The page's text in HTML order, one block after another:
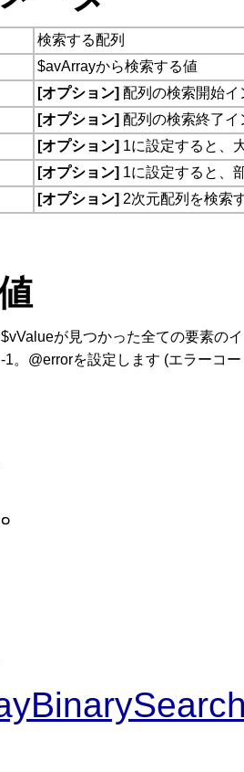
検索する配列
$avArrayから検索する値
[オプション] 配列の検索開始イ
[オプション] 配列の検索終了イ
[オプション] 1に設定すると、
[オプション] 1に設定すると、
[オプション] 2次元配列を検索
$vValueが見つかった全ての要素の
-1。@errorを設定します (エラーコ